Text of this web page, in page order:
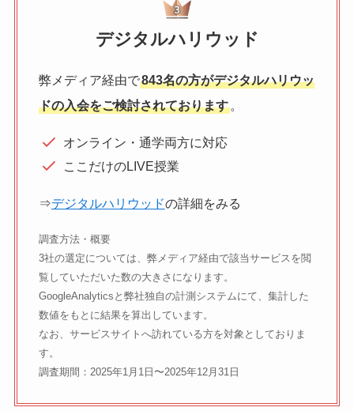
デジタルハリウッド
弊メディア経由で843名の方がデジタルハリウッ
ドの入会をご検討されております。
オンライン・通学両方に対応
ここだけのLIVE授業
⇒デジタルハリウッドの詳細をみる
調査方法・概要
3社の選定については、弊メディア経由で該当サービスを閲
覧していただいた数の大きさになります。
GoogleAnalyticsと弊社独自の計測システムにて、集計した
数値をもとに結果を算出しています。
なお、サービスサイトへ訪れている方を対象としておりま
す。
調査期間：2025年1月1日〜2025年12月31日